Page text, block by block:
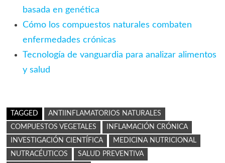
basada en genética
Cómo los compuestos naturales combaten
enfermedades crónicas
Tecnología de vanguardia para analizar alimentos
y salud
TAGGED
ANTIINFLAMATORIOS NATURALES
COMPUESTOS VEGETALES
INFLAMACIÓN CRÓNICA
INVESTIGACIÓN CIENTÍFICA
MEDICINA NUTRICIONAL
NUTRACÉUTICOS
SALUD PREVENTIVA